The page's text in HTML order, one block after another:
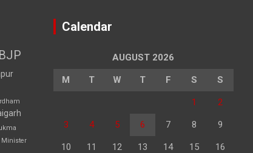
BJP
Minister
Calendar
AUGUST 2026
M T W T F S S
1 2
3 4 5 6 7 8 9
10 11 12 13 14 15 16